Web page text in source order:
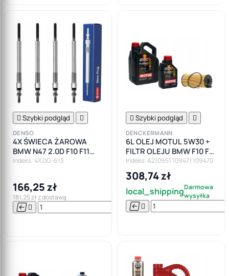
 Szybki podgląd 
DENSO
4X ŚWIECA ŻAROWA
BMW N47 2.0D F10 F11
F20 F30 F82
Indeks: 4X DG-613
166,25 zł
181,25 zł z dostawą
  

Do
 Szybki podgląd 
DENCKERMANN
6L OLEJ MOTUL 5W30 +
FILTR OLEJU BMW F10 F11
F20 F30 F82 E90 E92 E87
Indeks: A210951 109471 109470
308,74 zł
local_shippingDarmowa
wysyłka
 